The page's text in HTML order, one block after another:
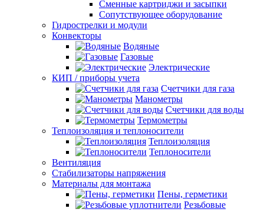
Сменные картриджи и засыпки
Сопутствующее оборудование
Гидрострелки и модули
Конвекторы
Водяные
Газовые
Электрические
КИП / приборы учета
Счетчики для газа
Манометры
Счетчики для воды
Термометры
Теплоизоляция и теплоносители
Теплоизоляция
Теплоносители
Вентиляция
Стабилизаторы напряжения
Материалы для монтажа
Пены, герметики
Резьбовые